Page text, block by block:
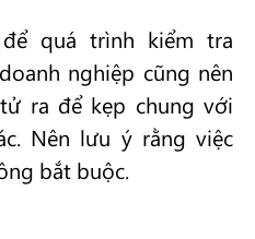
quá trình kiểm tra
nghiệp cũng nên
ra để kẹp chung với
Nên lưu ý rằng việc
bắt buộc.